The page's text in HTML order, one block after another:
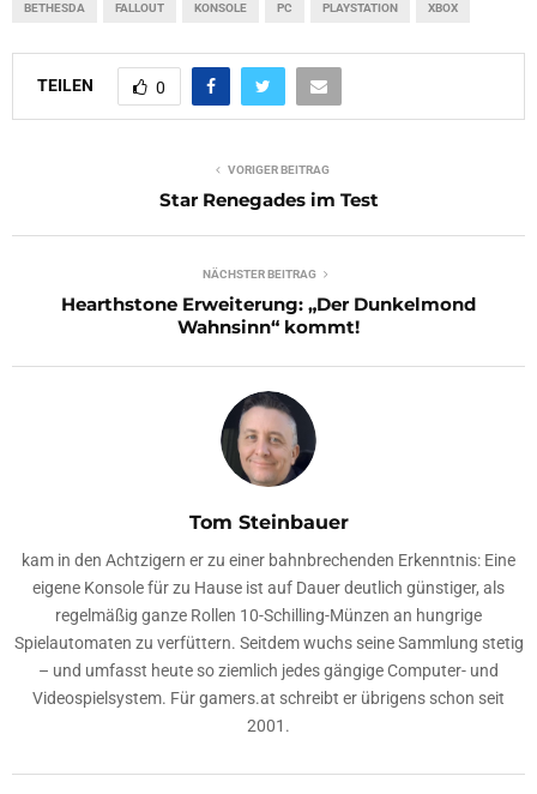
BETHESDA FALLOUT KONSOLE PC PLAYSTATION XBOX
TEILEN 0
VORIGER BEITRAG
Star Renegades im Test
NÄCHSTER BEITRAG
Hearthstone Erweiterung: „Der Dunkelmond
Wahnsinn“ kommt!
Tom Steinbauer
kam in den Achtzigern er zu einer bahnbrechenden Erkenntnis: Eine
eigene Konsole für zu Hause ist auf Dauer deutlich günstiger, als
regelmäßig ganze Rollen 10-Schilling-Münzen an hungrige
Spielautomaten zu verfüttern. Seitdem wuchs seine Sammlung stetig
– und umfasst heute so ziemlich jedes gängige Computer- und
Videospielsystem. Für gamers.at schreibt er übrigens schon seit
2001.